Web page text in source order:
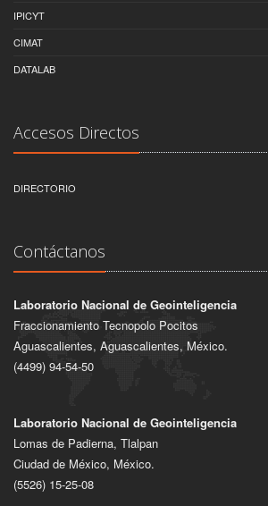
IPICYT
CIMAT
DATALAB
Accesos Directos
DIRECTORIO
Contáctanos
Laboratorio Nacional de Geointeligencia
Fraccionamiento Tecnopolo Pocitos
Aguascalientes, Aguascalientes, México.
(4499) 94-54-50
Laboratorio Nacional de Geointeligencia
Lomas de Padierna, Tlalpan
Ciudad de México, México.
(5526) 15-25-08